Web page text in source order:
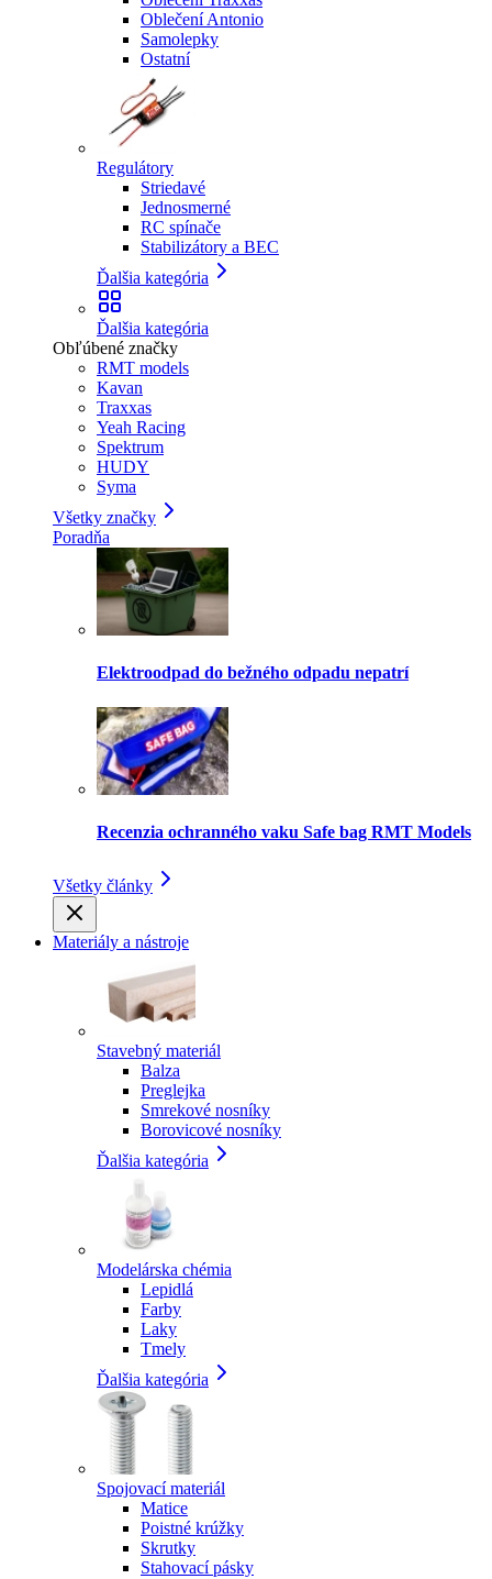
Oblečení Antonio
Samolepky
Ostatní
Regulátory
Striedavé
Jednosmerné
RC spínače
Stabilizátory a BEC
Ďalšia kategória
Ďalšia kategória
Obľúbené značky
RMT models
Kavan
Traxxas
Yeah Racing
Spektrum
HUDY
Syma
Všetky značky
Poradňa
Elektroodpad do bežného odpadu nepatrí
Recenzia ochranného vaku Safe bag RMT Models
Všetky články
Materiály a nástroje
Stavebný materiál
Balza
Preglejka
Smrekové nosníky
Borovicové nosníky
Ďalšia kategória
Modelárska chémia
Lepidlá
Farby
Laky
Tmely
Ďalšia kategória
Spojovací materiál
Matice
Poistné krúžky
Skrutky
Stahovací pásky